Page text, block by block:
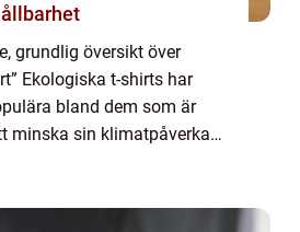
grundlig översikt över
Ekologiska t-shirts har
bland dem som är
minska sin klimatpåverkan